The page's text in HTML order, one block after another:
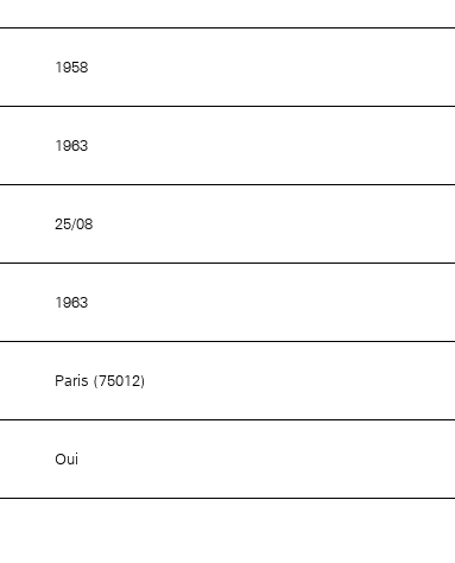
1958
1963
25/08
1963
Paris (75012)
Oui